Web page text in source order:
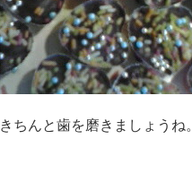
きちんと歯を磨きましょうね。